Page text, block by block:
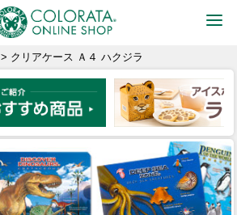
> クリアケース Ａ４ ハクジラ